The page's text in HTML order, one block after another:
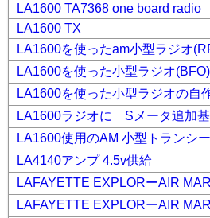
LA1600 TA7368 one board radio
LA1600 TX
LA1600を使ったam小型ラジオ
LA1600を使った小型ラジオ
LA1600を使った小型ラジオの自
LA1600ラジオに Sメータ追加
LA1600使用のAM 小型トランシ
LA4140アンプ 4.5v供給
LAFAYETTE EXPLORーAIR
LAFAYETTE EXPLORーAIR